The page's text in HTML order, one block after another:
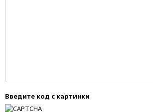
Введите код с картинки